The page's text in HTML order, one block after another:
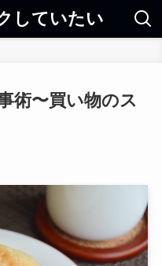
していたい
術〜買い物のス